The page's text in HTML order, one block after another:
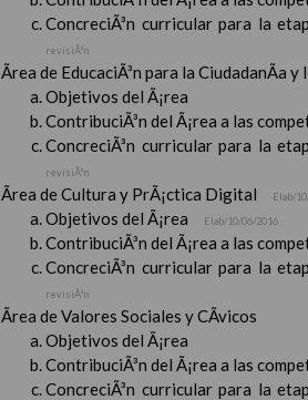
ConcreciÃ³n curricular para la
revisiÃ³n
Ãrea de EducaciÃ³n para la CiudadanÃ­a
Objetivos del Ã¡rea
ContribuciÃ³n del Ã¡rea a las
ConcreciÃ³n curricular para la
revisiÃ³n
Ãrea de Cultura y PrÃ¡ctica Digital Elab/
Objetivos del Ã¡rea Elab/10/06/2016
ContribuciÃ³n del Ã¡rea a las
ConcreciÃ³n curricular para la
revisiÃ³n
Ãrea de Valores Sociales y CÃ­vicos
Objetivos del Ã¡rea
ContribuciÃ³n del Ã¡rea a las
ConcreciÃ³n curricular para la